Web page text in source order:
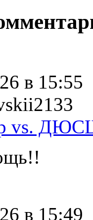
в 15:55
vs.
в 15:49